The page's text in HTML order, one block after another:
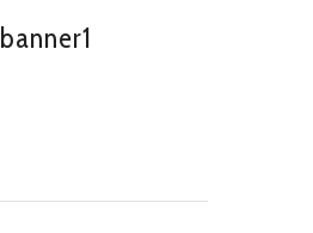
banner1